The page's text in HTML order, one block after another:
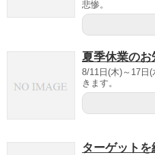
悲惨。
夏季休業のお
8/11日(木)～17日
きます。
ターゲットを